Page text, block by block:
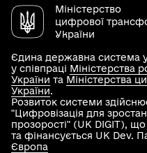
Міністерство
цифрової
України
Єдина державна система
у співпраці Міністерства
України та Міністерства
України.
Розвиток системи
"Цифровізація для
прозорості" (UK DIGIT),
та фінансується UK Dev.
Європа